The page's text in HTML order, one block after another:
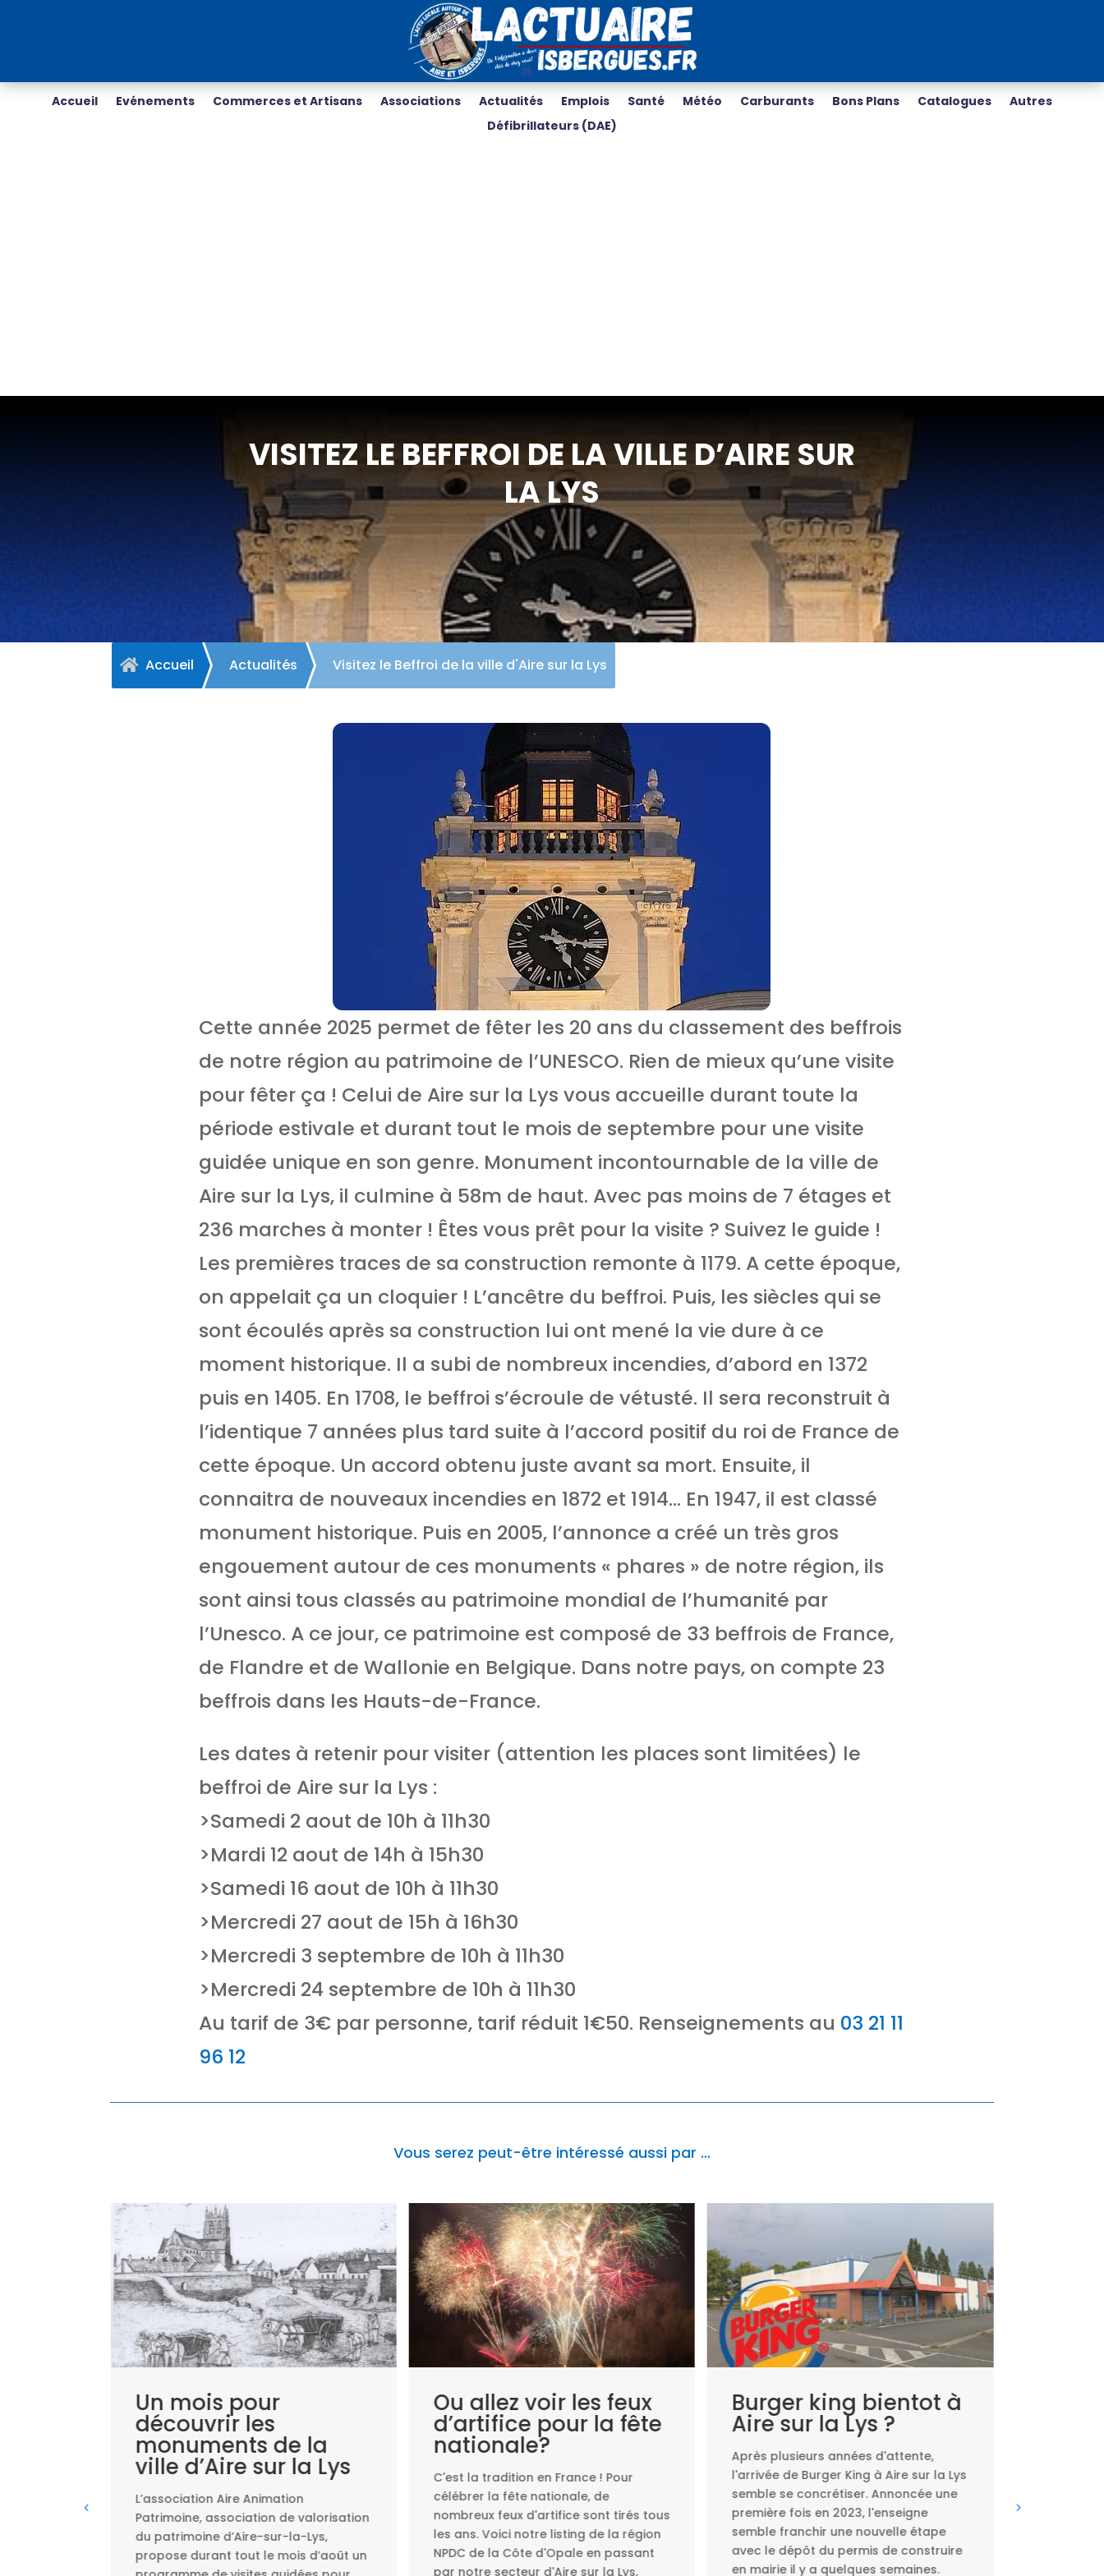
Accueil Evénements Commerces et Artisans Associations Actualités Emplois Santé Météo Carburants Bons Plans Catalogues
Autres
Défibrillateurs (DAE)
VISITEZ LE BEFFROI DE LA VILLE D’AIRE SUR
LA LYS
 Accueil Actualités Visitez le Beffroi de la ville d'Aire sur la Lys
Cette année 2025 permet de fêter les 20 ans du classement des beffrois
de notre région au patrimoine de l’UNESCO. Rien de mieux qu’une visite
pour fêter ça ! Celui de Aire sur la Lys vous accueille durant toute la
période estivale et durant tout le mois de septembre pour une visite
guidée unique en son genre. Monument incontournable de la ville de
Aire sur la Lys, il culmine à 58m de haut. Avec pas moins de 7 étages et
236 marches à monter ! Êtes vous prêt pour la visite ? Suivez le guide !
Les premières traces de sa construction remonte à 1179. A cette époque,
on appelait ça un cloquier ! L’ancêtre du beffroi. Puis, les siècles qui se
sont écoulés après sa construction lui ont mené la vie dure à ce
moment historique. Il a subi de nombreux incendies, d’abord en 1372
puis en 1405. En 1708, le beffroi s’écroule de vétusté. Il sera reconstruit à
l’identique 7 années plus tard suite à l’accord positif du roi de France de
cette époque. Un accord obtenu juste avant sa mort. Ensuite, il
connaitra de nouveaux incendies en 1872 et 1914… En 1947, il est classé
monument historique. Puis en 2005, l’annonce a créé un très gros
engouement autour de ces monuments « phares » de notre région, ils
sont ainsi tous classés au patrimoine mondial de l’humanité par
l’Unesco. A ce jour, ce patrimoine est composé de 33 beffrois de France,
de Flandre et de Wallonie en Belgique. Dans notre pays, on compte 23
beffrois dans les Hauts-de-France.
Les dates à retenir pour visiter (attention les places sont limitées) le
beffroi de Aire sur la Lys :
>Samedi 2 aout de 10h à 11h30
>Mardi 12 aout de 14h à 15h30
>Samedi 16 aout de 10h à 11h30
>Mercredi 27 aout de 15h à 16h30
>Mercredi 3 septembre de 10h à 11h30
>Mercredi 24 septembre de 10h à 11h30
Au tarif de 3€ par personne, tarif réduit 1€50. Renseignements au 03 21 11
96 12
Vous serez peut-être intéressé aussi par …
Un mois pour
découvrir les
monuments de la
ville d’Aire sur la Lys
L’association Aire Animation
Patrimoine, association de valorisation
du patrimoine d’Aire-sur-la-Lys,
propose durant tout le mois d’août un
Ou allez voir les feux
d’artifice pour la fête
nationale?
C'est la tradition en France ! Pour
célébrer la fête nationale, de
nombreux feux d'artifice sont tirés tous
les ans. Voici notre listing de la région
NPDC de la Côte d'Opale en passant
par notre secteur d'Aire sur la Lys,
Burger king bientot à
Aire sur la Lys ?
Après plusieurs années d'attente,
l'arrivée de Burger King à Aire sur la Lys
semble se concrétiser. Annoncée une
première fois en 2023, l'enseigne
semble franchir une nouvelle étape
avec le dépôt du permis de construire
en mairie il y a quelques semaines.